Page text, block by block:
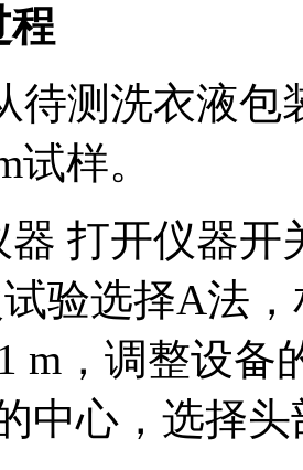
程
待测洗衣液
试样。
器 打开仪器
验选择A法
m，调整设
中心，选择